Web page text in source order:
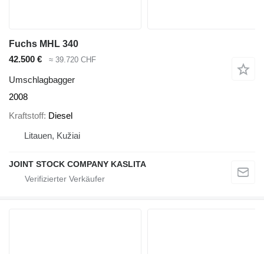
Fuchs MHL 340
42.500 €
≈ 39.720 CHF
Umschlagbagger
2008
Kraftstoff Diesel
Litauen, Kužiai
JOINT STOCK COMPANY KASLITA